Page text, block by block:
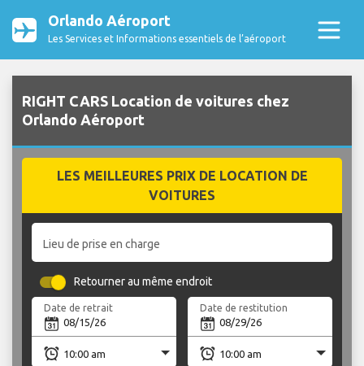
Orlando Aéroport
Les Services et Informations essentiels de l’aéroport
RIGHT CARS Location de voitures chez
Orlando Aéroport
LES MEILLEURES PRIX DE LOCATION DE
VOITURES
Lieu de prise en charge
Retourner au même endroit
Date de retrait Date de restitution